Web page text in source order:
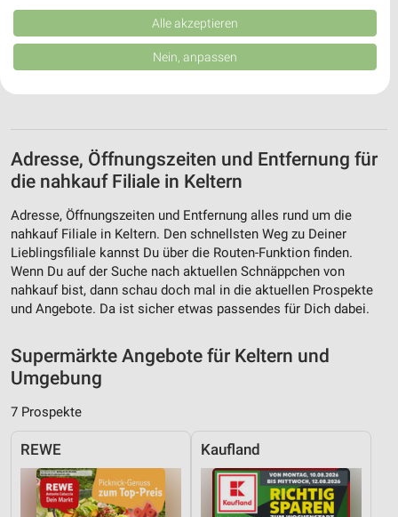
Adresse, Öffnungszeiten und Entfernung für
die nahkauf Filiale in Keltern
Adresse, Öffnungszeiten und Entfernung alles rund um die
nahkauf Filiale in Keltern. Den schnellsten Weg zu Deiner
Lieblingsfiliale kannst Du über die Routen-Funktion finden.
Wenn Du auf der Suche nach aktuellen Schnäppchen von
nahkauf bist, dann schau doch mal in die aktuellen Prospekte
und Angebote. Da ist sicher etwas passendes für Dich dabei.
Supermärkte Angebote für Keltern und
Umgebung
7 Prospekte
REWE Kaufland
Kombinationen von Daten aus verschiedenen Quellen. Entwicklung und
Verbesserung der Angebote. Verwendung reduzierter Daten zur Auswahl
von Inhalten.
Daten können außerhalb der Europäischen Union weitergegeben und in die
Website/App.
IAB-Verarbeitungszwecke:
Speichern von oder Zugriff auf Informationen
auf einem Endgerät
Verwendung reduzierter Daten zur Auswahl von
Werbeanzeigen
Erstellung von Profilen für personalisierte
Werbung
Verwendung von Profilen zur Auswahl
personalisierter Werbung
von Inhalten
Verwendung von Profilen zur Auswahl
personalisierter Inhalte
Messung der Werbeleistung
Alle akzeptieren
Nein, anpassen